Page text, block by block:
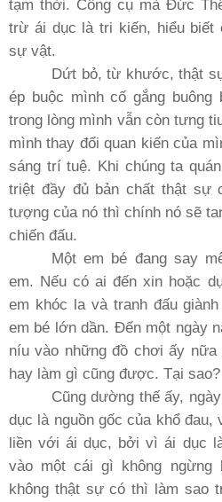
tạm thời. Công cụ mà Ðức
trừ ái dục là tri kiến, hiểu biết
sự vật.
Dứt bỏ, từ khước, thật
ép buộc mình cố gắng
trong lòng mình vẫn còn tưng
mình thay đổi quan kiến của
sáng trí tuệ. Khi chúng ta
triệt đầy đủ bản chất thật sự
tượng của nó thì chính nó sẽ
chiến đấu.
Một em bé đang say
em. Nếu có ai đến xin hoặc
em khóc la và tranh đấu
em bé lớn dần. Ðến một ngày
níu vào những đồ chơi ấy
hay làm gì cũng được. Tại
Cũng dường thế ấy,
dục là nguồn gốc của khổ đau,
liền với ái dục, bởi vì ái dục
vào một cái gì không ngừng
không thật sự có thì làm sao